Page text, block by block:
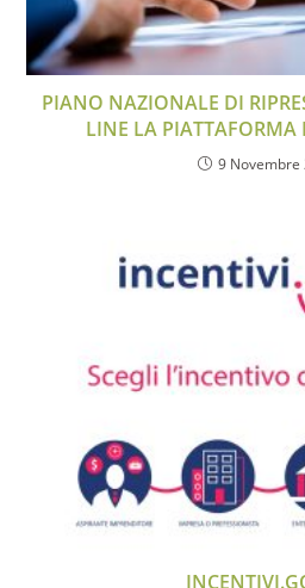
PIANO NAZIONALE DI
LINE LA
9 Novembre